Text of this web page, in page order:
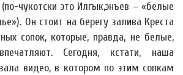
чукотски это Илгык,энъев – «белые
Он стоит на берегу залива Креста
сопок, которые, правда, не белые,
Сегодня, кстати, наша
видео, в котором по этим сопкам